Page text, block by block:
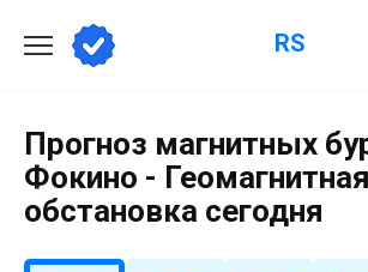
содержанию
RS
Прогноз магнитных
Фокино - Геомагнитная
обстановка сегодня